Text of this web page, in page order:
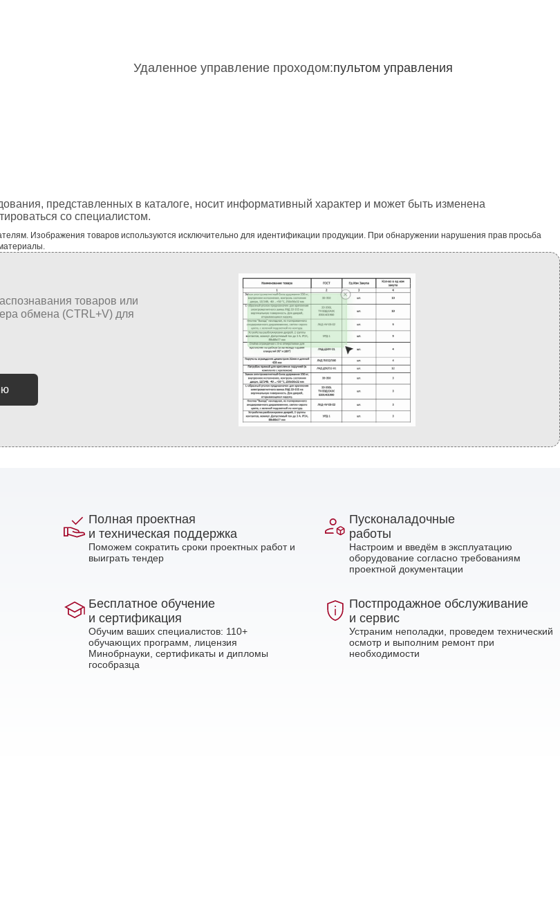
Удаленное управление проходом:пультом управления
представленных в каталоге, носит информативный характер и может быть изменена
со специалистом.
Изображения товаров используются исключительно для идентификации продукции. При обнаружении нарушения прав просьба
Полная проектная
и техническая поддержка
Поможем сократить сроки проектных работ и
выиграть тендер
Пусконаладочные
работы
Настроим и введём в эксплуатацию
оборудование согласно требованиям
проектной документации
Бесплатное обучение
и сертификация
Обучим ваших специалистов: 110+
обучающих программ, лицензия
Минобрнауки, сертификаты и дипломы
гособразца
Постпродажное обслуживание
и сервис
Устраним неполадки, проведем технический
осмотр и выполним ремонт при
необходимости